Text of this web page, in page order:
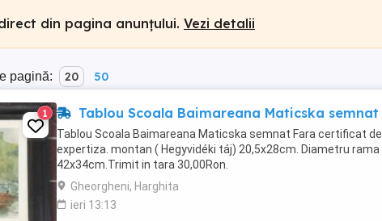
din pagina anunțului. Vezi detalii
pagină: 20 50
1 Tablou Scoala Baimareana Maticska semnat
Tablou Scoala Baimareana Maticska semnat Fara certificat de
expertiza. montan ( Hegyvidéki táj) 20,5x28cm. Diametru rama
42x34cm.Trimit in tara 30,00Ron.
Gheorgheni, Harghita
ieri 13:13